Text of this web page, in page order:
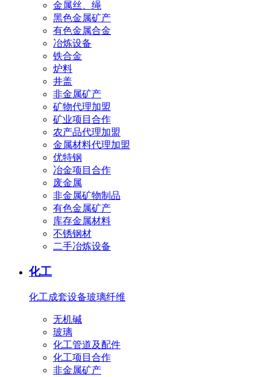
金属丝、绳
黑色金属矿产
有色金属合金
冶炼设备
铁合金
炉料
井盖
非金属矿产
矿物代理加盟
矿业项目合作
农产品代理加盟
金属材料代理加盟
优特钢
冶金项目合作
废金属
非金属矿物制品
有色金属矿产
库存金属材料
不锈钢材
二手冶炼设备
化工
化工成套设备玻璃纤维
无机碱
玻璃
化工管道及配件
化工项目合作
非金属矿产